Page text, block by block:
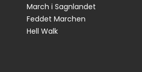
March i Sagnlandet
Feddet Marchen
Hell Walk